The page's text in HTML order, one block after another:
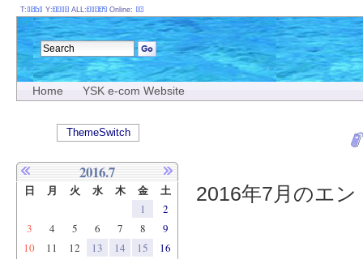
Home YSK e-com Website
2016年7月のエ
T: Y: ALL: Online:
ThemeSwitch
2016.7
日 月 火 水 木 金 土
1
2
3
4 5 6 7 8
9
10
11 12 13 14 15
16